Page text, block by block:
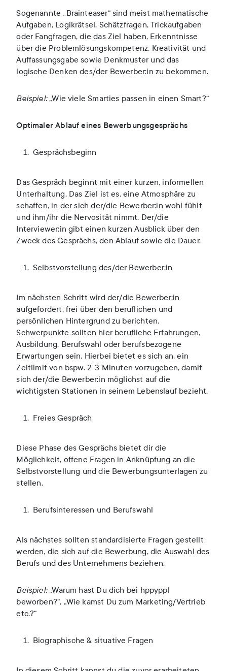
Sogenannte „Brainteaser“ sind meist mathematische
Aufgaben, Logikrätsel, Schätzfragen, Trickaufgaben
oder Fangfragen, die das Ziel haben, Erkenntnisse
über die Problemlösungskompetenz, Kreativität und
Auffassungsgabe sowie Denkmuster und das
logische Denken des/der Bewerber:in zu bekommen.
Beispiel:„Wie viele Smarties passen in einen Smart?“
Optimaler Ablauf eines Bewerbungsgesprächs
Gesprächsbeginn
Das Gespräch beginnt mit einer kurzen, informellen
Unterhaltung. Das Ziel ist es, eine Atmosphäre zu
schaffen, in der sich der/die Bewerber:in wohl fühlt
und ihm/ihr die Nervosität nimmt. Der/die
Interviewer:in gibt einen kurzen Ausblick über den
Zweck des Gesprächs, den Ablauf sowie die Dauer.
Selbstvorstellung des/der Bewerber:in
Im nächsten Schritt wird der/die Bewerber:in
aufgefordert, frei über den beruflichen und
persönlichen Hintergrund zu berichten.
Schwerpunkte sollten hier berufliche Erfahrungen,
Ausbildung, Berufswahl oder berufsbezogene
Erwartungen sein. Hierbei bietet es sich an, ein
Zeitlimit von bspw. 2-3 Minuten vorzugeben, damit
sich der/die Bewerber:in möglichst auf die
wichtigsten Stationen in seinem Lebenslauf bezieht.
Freies Gespräch
Diese Phase des Gesprächs bietet dir die
Möglichkeit, offene Fragen in Anknüpfung an die
Selbstvorstellung und die Bewerbungsunterlagen zu
stellen.
Berufsinteressen und Berufswahl
Als nächstes sollten standardisierte Fragen gestellt
werden, die sich auf die Bewerbung, die Auswahl des
Berufs und des Unternehmens beziehen.
Beispiel:„Warum hast Du dich bei hppyppl
beworben?“, „Wie kamst Du zum Marketing/Vertrieb
etc.?“
Biographische & situative Fragen